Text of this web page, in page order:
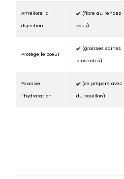
Améliore la
digestion
✔️ (fibre au rendez-
vous)
Protège le cœur
✔️ (graisses saines
présentes)
Favorise
l’hydratation
✔️ (se prépare avec
du bouillon)